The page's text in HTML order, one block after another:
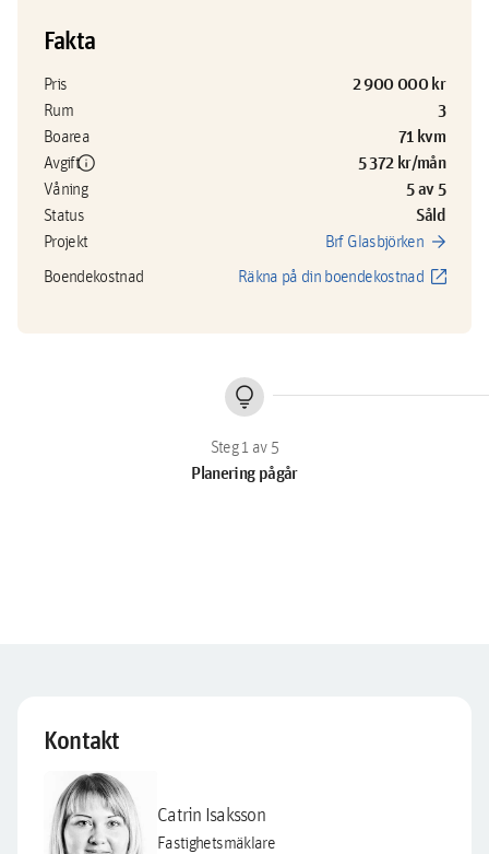
Fakta
Pris 2 900 000 kr
Rum 3
Boarea 71 kvm
Avgiftinfo 5 372 kr/mån
Våning 5 av 5
Status Såld
Projekt Brf Glasbjörken arrow_forward
Boendekostnad Räkna på din boendekostnad open_in_new
lightbulb
Planering pågår
Kontakt
Catrin Isaksson
Fastighetsmäklare